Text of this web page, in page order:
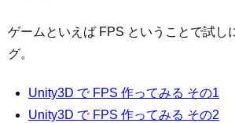
ゲームといえば FPS ということで試し
グ。
Unity3D で FPS 作ってみる その1
Unity3D で FPS 作ってみる その2